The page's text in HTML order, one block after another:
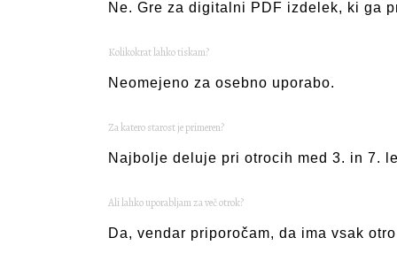
Ne. Gre za digitalni PDF izdelek, ki ga
Kolikokrat lahko tiskam?
Neomejeno za osebno uporabo.
Za katero starost je primeren?
Najbolje deluje pri otrocih med 3. in 7.
Ali lahko uporabljam za več otrok?
Da, vendar priporočam, da ima vsak